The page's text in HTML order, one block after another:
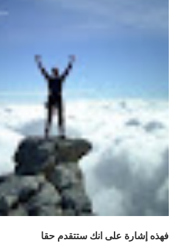
فهذه إشارة على انك ستتقدم حقا